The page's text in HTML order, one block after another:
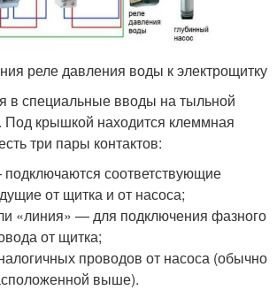
реле давления воды к электрощитку
в специальные вводы на тыльной
Под крышкой находится клеммная
три пары контактов:
соответствующие
от щитка и от насоса;
«линия» — для подключения фазного
от щитка;
проводов от насоса (обычно
выше).